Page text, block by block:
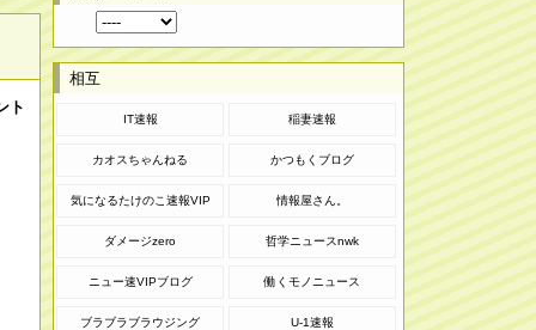
ト
相互
IT速報 稲妻速報
カオスちゃんねる かつもくブログ
気になるたけのこ速報VIP 情報屋さん。
ダメージzero 哲学ニュースnwk
ニュー速VIPブログ 働くモノニュース
ブラブラブラウジング U-1速報